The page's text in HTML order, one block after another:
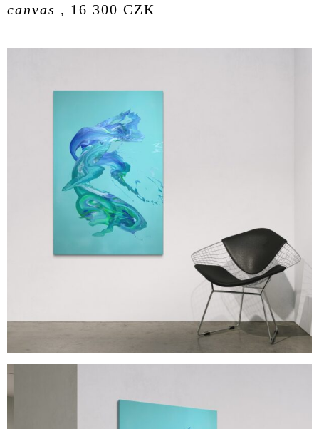
canvas , 16 300 CZK